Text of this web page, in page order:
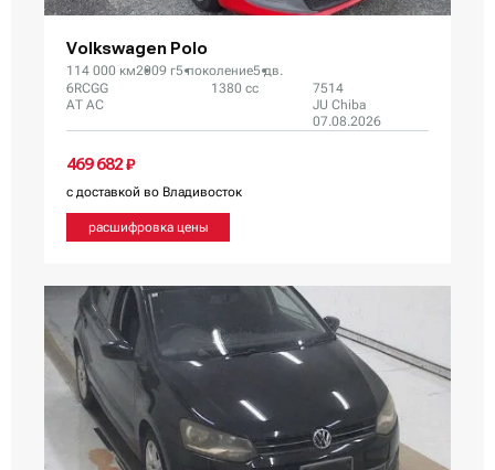
Volkswagen Polo
114 000 км2009 г5 поколение5 дв.
6RCGG
AT AC
1380 сс
7514
JU Chiba
07.08.2026
469 682 ₽
с доставкой во Владивосток
расшифровка цены